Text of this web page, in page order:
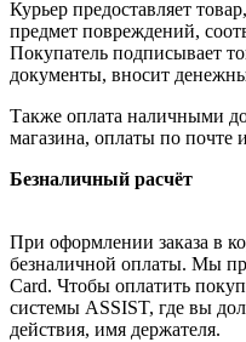
Курьер предоставляет
предмет повреждений,
Покупатель подписывает
документы, вносит
Также оплата наличными
магазина, оплаты по почте
Безналичный расчёт
При оформлении заказа в
безналичной оплаты. Мы
Card. Чтобы оплатить
системы ASSIST, где вы
действия, имя держателя.